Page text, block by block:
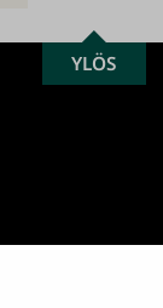
SCROLL
TO
YLÖS